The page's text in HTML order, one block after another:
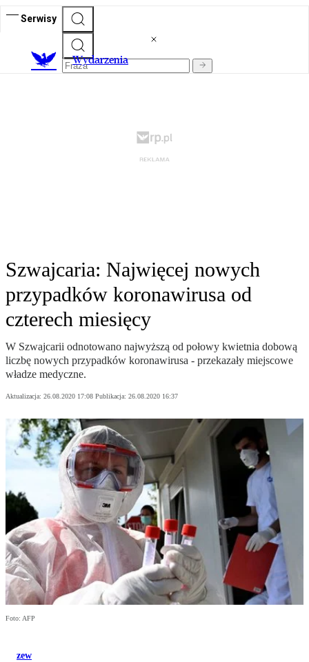
Serwisy
Wydarzenia
Szwajcaria: Najwięcej nowych
przypadków koronawirusa od
czterech miesięcy
W Szwajcarii odnotowano najwyższą od połowy kwietnia dobową
liczbę nowych przypadków koronawirusa - przekazały miejscowe
władze medyczne.
Aktualizacja: 26.08.2020 17:08 Publikacja: 26.08.2020 16:37
Foto: AFP
zew